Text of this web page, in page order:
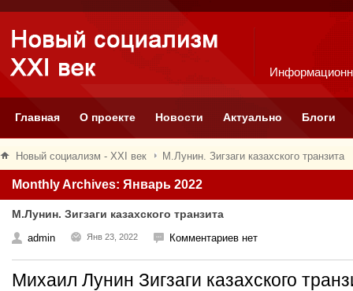
Главная О проекте Новости Актуально Блоги
Новый социализм - XXI век М.Лунин. Зигзаги казахского транзита
Monthly Archives: Январь 2022
М.Лунин. Зигзаги казахского транзита
admin Янв 23, 2022 Комментариев нет
Михаил Лунин Зигзаги казахского